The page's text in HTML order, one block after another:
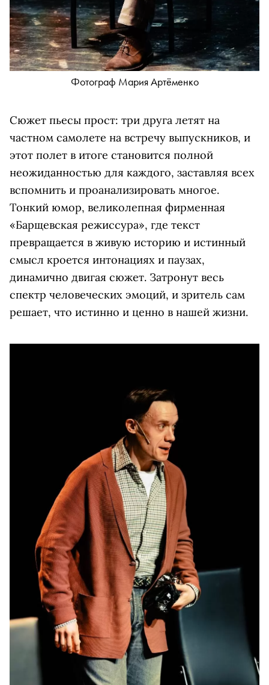
Фотограф Мария Артёменко
Сюжет пьесы прост: три друга летят на
частном самолете на встречу выпускников, и
этот полет в итоге становится полной
неожиданностью для каждого, заставляя всех
вспомнить и проанализировать многое.
Тонкий юмор, великолепная фирменная
«Барщевская режиссура», где текст
превращается в живую историю и истинный
смысл кроется интонациях и паузах,
динамично двигая сюжет. Затронут весь
спектр человеческих эмоций, и зритель сам
решает, что истинно и ценно в нашей жизни.